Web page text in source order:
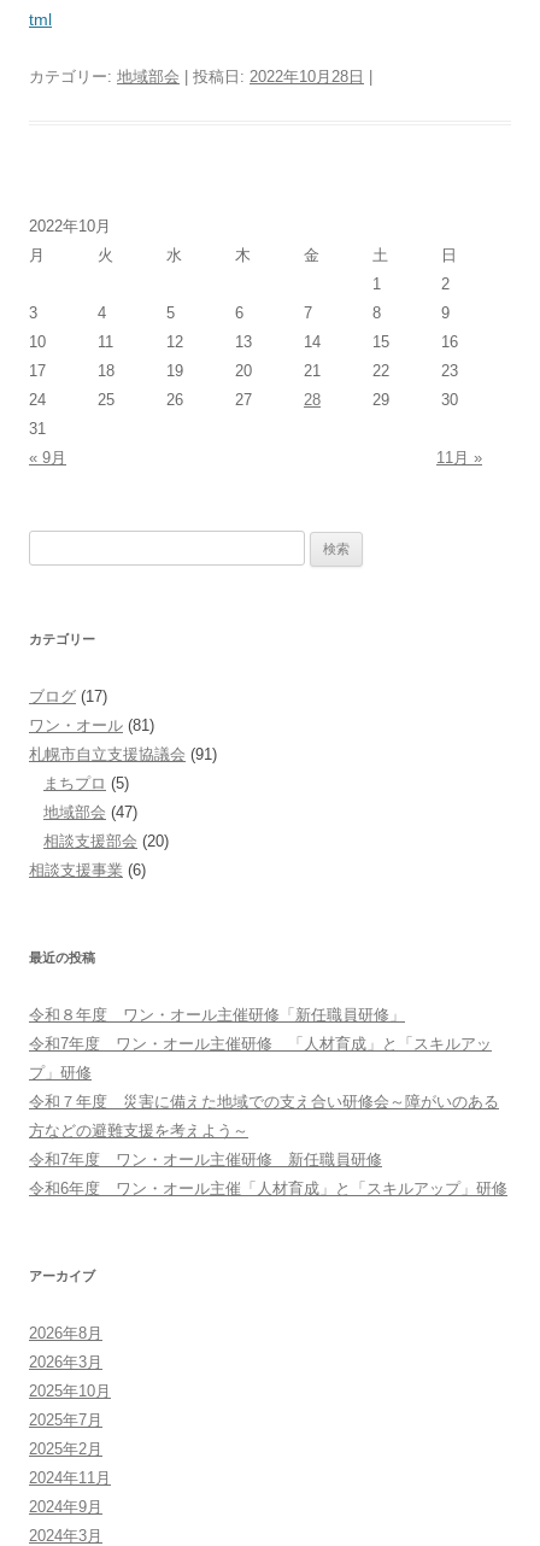
tml
カテゴリー: 地域部会 | 投稿日: 2022年10月28日
2022年10月
月
火 水 木 金 土
日
1
2
3
4 5 6 7 8
9
10
11 12 13 14 15
16
17
18 19 20 21 22
23
24
25 26 27 28 29
30
31
« 9月
11月 »
カテゴリー
ブログ (17)
ワン・オール (81)
札幌市自立支援協議会 (91)
まちプロ (5)
地域部会 (47)
相談支援部会 (20)
相談支援事業 (6)
最近の投稿
令和８年度 ワン・オール主催研修「新任職員研修」
令和7年度 ワン・オール主催研修 「人材育成」と「スキルアッ
プ」研修
令和７年度 災害に備えた地域での支え合い研修会～障がいのある
方などの避難支援を考えよう～
令和7年度 ワン・オール主催研修 新任職員研修
令和6年度 ワン・オール主催「人材育成」と「スキルアップ」研修
アーカイブ
2026年8月
2026年3月
2025年10月
2025年7月
2025年2月
2024年11月
2024年9月
2024年3月